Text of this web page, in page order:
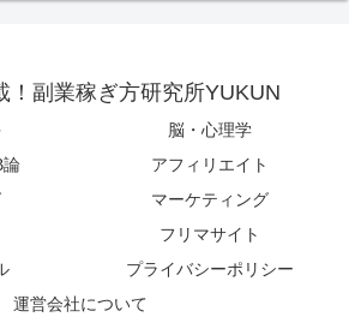
！副業稼ぎ方研究所YUKUN
脳・心理学
論
アフィリエイト
マーケティング
フリマサイト
プライバシーポリシー
運営会社について